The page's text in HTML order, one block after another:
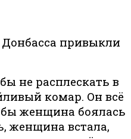
привыкли
не расплескать в
комар. Он всё
женщина боялась
женщина встала,